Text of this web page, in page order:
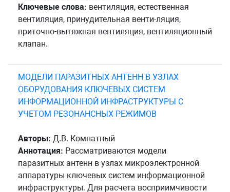
Ключевые слова: вентиляция, естественная
вентиляция, принудительная венти-ляция,
приточно-вытяжная вентиляция, вентиляционный
клапан.
МОДЕЛИ ПАРАЗИТНЫХ АНТЕНН В УЗЛАХ
ОБОРУДОВАНИЯ КЛЮЧЕВЫХ СИСТЕМ
ИНФОРМАЦИОННОЙ ИНФРАСТРУКТУРЫ С
УЧЕТОМ РЕЗОНАНСНЫХ РЕЖИМОВ
Авторы: Д.В. Комнатный
Аннотация: Рассматриваются модели
паразитных антенн в узлах микроэлектронной
аппаратуры ключевых систем информационной
инфраструктуры. Для расчета восприимчивости